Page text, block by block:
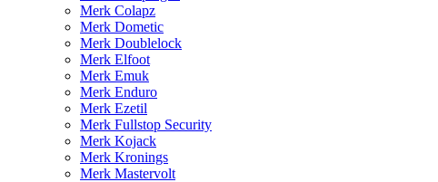
Merk Colapz
Merk Dometic
Merk Doublelock
Merk Elfoot
Merk Emuk
Merk Enduro
Merk Ezetil
Merk Fullstop Security
Merk Kojack
Merk Kronings
Merk Mastervolt